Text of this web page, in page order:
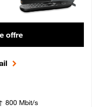
offre
800 Mbit/s